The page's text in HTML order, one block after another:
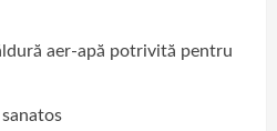
aer-apă potrivită pentru